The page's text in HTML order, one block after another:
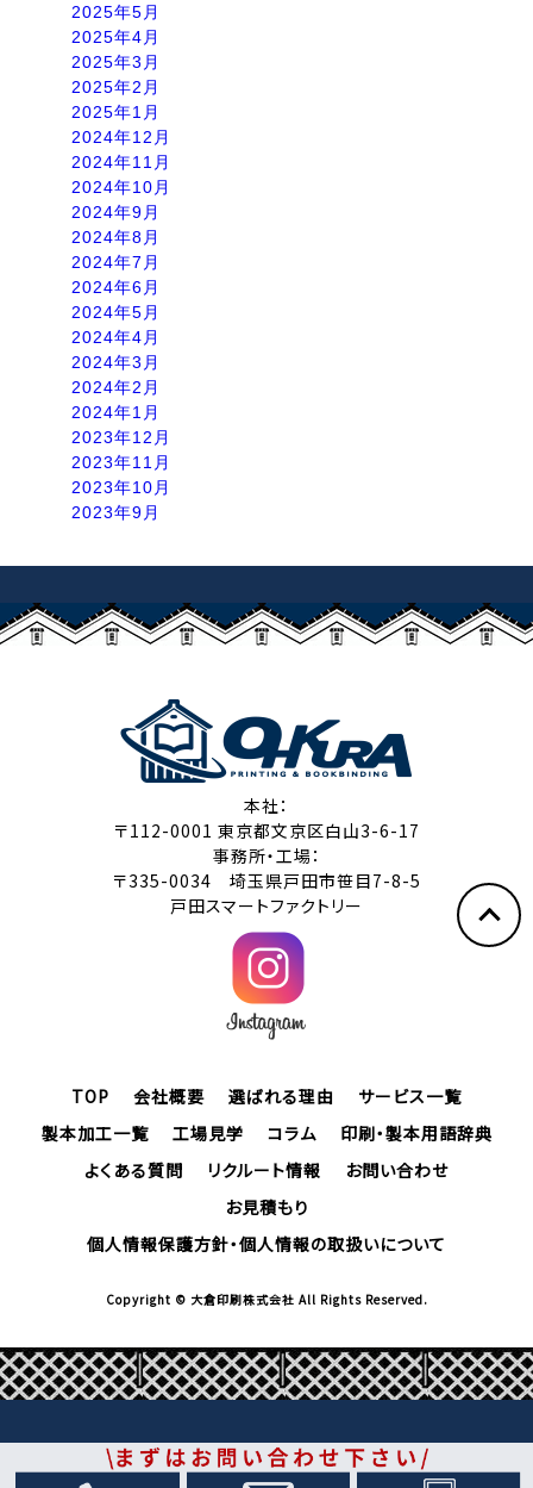
2025年5月
2025年4月
2025年3月
2025年2月
2025年1月
2024年12月
2024年11月
2024年10月
2024年9月
2024年8月
2024年7月
2024年6月
2024年5月
2024年4月
2024年3月
2024年2月
2024年1月
2023年12月
2023年11月
2023年10月
2023年9月
本社：
〒112-0001 東京都文京区白山3-6-17
事務所・工場：
〒335-0034 埼玉県戸田市笹目7-8-5
戸田スマートファクトリー
TOP 会社概要 選ばれる理由
サービス一覧
製本加工一覧
工場見学 コラム
印刷・製本用語辞典
よくある質問
リクルート情報
お問い合わせ
お見積もり
個人情報保護方針・個人情報の取扱いについて
Copyright © 大倉印刷株式会社 All Rights Reserved.